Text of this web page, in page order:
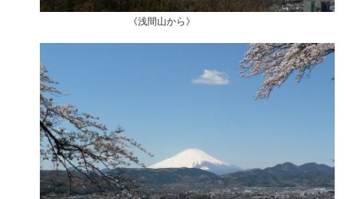
《浅間山から》